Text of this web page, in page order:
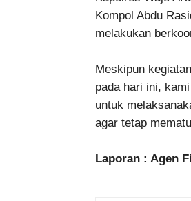
Kompol Abdu
melakukan
Meskipun
pada hari ini,
untuk
agar tetap
Laporan : Agen